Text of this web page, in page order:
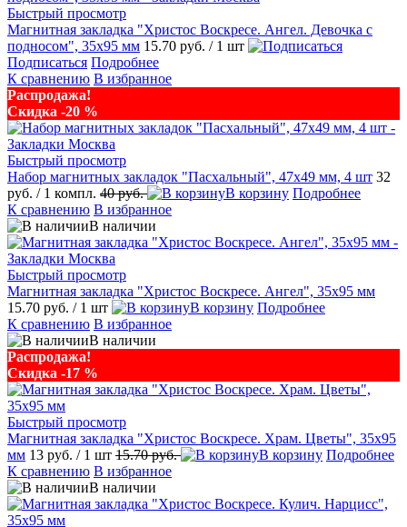
Быстрый просмотр
Магнитная закладка "Христос Воскресе. Ангел. Девочка с
подносом", 35х95 мм 15.70 руб. / 1 шт
Подписаться Подробнее
К сравнению В избранное
Распродажа!
Скидка -20 %
Быстрый просмотр
Набор магнитных закладок "Пасхальный", 47х49 мм, 4 шт 32
руб. / 1 компл. 40 руб. В корзину Подробнее
К сравнению В избранное
В наличии
Быстрый просмотр
Магнитная закладка "Христос Воскресе. Ангел", 35х95 мм
15.70 руб. / 1 шт В корзину Подробнее
К сравнению В избранное
В наличии
Распродажа!
Скидка -17 %
Быстрый просмотр
Магнитная закладка "Христос Воскресе. Храм. Цветы", 35х95
мм 13 руб. / 1 шт 15.70 руб. В корзину Подробнее
К сравнению В избранное
В наличии